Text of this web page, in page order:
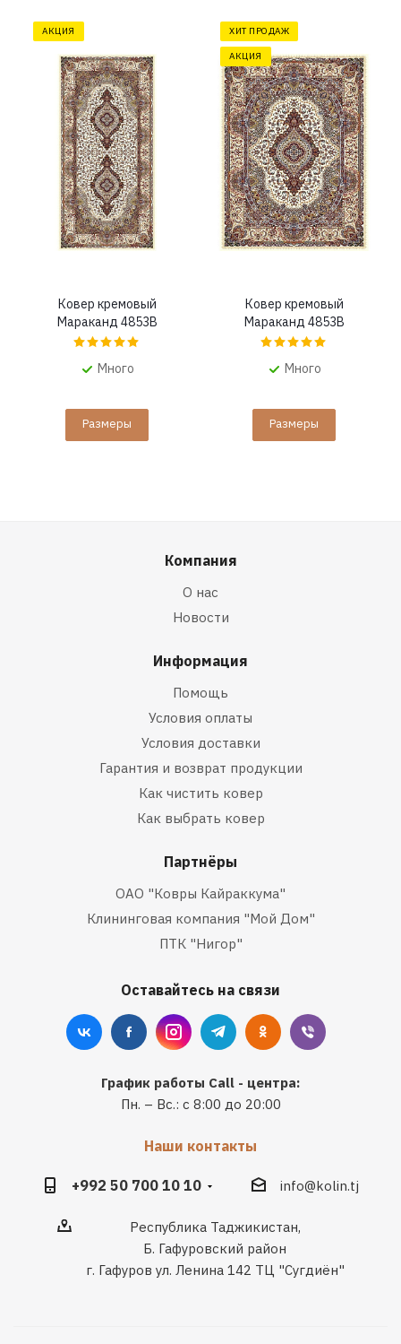
АКЦИЯ
Ковер кремовый
Мараканд 4853B
Много
Размеры
ХИТ ПРОДАЖ
АКЦИЯ
Ковер кремовый
Мараканд 4853B
Много
Размеры
Компания
О нас
Новости
Информация
Помощь
Условия оплаты
Условия доставки
Гарантия и возврат продукции
Как чистить ковер
Как выбрать ковер
Партнёры
ОАО "Ковры Кайраккума"
Клининговая компания "Мой Дом"
ПТК "Нигор"
Оставайтесь на связи
График работы Call - центра:
Пн. – Вс.: с 8:00 до 20:00
Наши контакты
+992 50 700 10 10 info@kolin.tj
Республика Таджикистан,
Б. Гафуровский район
г. Гафуров ул. Ленина 142 ТЦ "Сугдиён"